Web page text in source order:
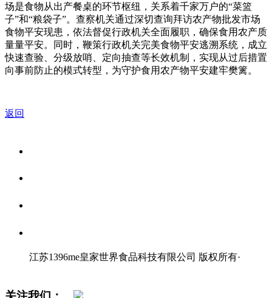
场是食物从出产餐桌的环节枢纽，关系着千家万户的“菜篮
子”和“粮袋子”。查察机关通过深切查询拜访农产物批发市场
食物平安现患，依法督促行政机关全面履职，确保食用农产质
量量平安。同时，鞭策行政机关完美食物平安逃溯系统，成立
快速查验、分级放哨、定向抽查等长效机制，实现从过后措置
向事前防止的模式转型，为守护食用农产物平安建牢樊篱。
返回
江苏1396me皇家世界食品科技有限公司 版权所有·